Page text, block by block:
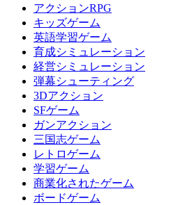
アクションRPG
キッズゲーム
英語学習ゲーム
育成シミュレーション
経営シミュレーション
弾幕シューティング
3Dアクション
SFゲーム
ガンアクション
三国志ゲーム
レトロゲーム
学習ゲーム
商業化されたゲーム
ボードゲーム